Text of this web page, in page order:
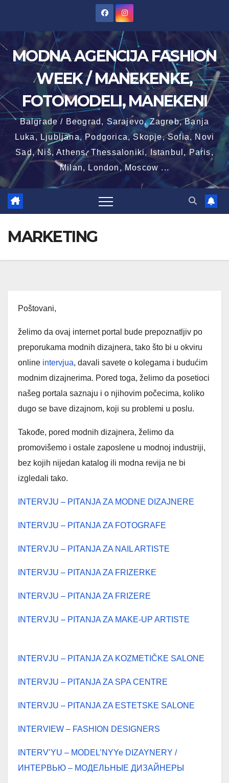
content
MODNA AGENCIJA FASHION
WEEK / MANEKENKE,
FOTOMODELI, MANEKENI
Balgrade / Beograd, Sarajevo, Zagreb, Banja
Luka, Ljubljana, Podgorica, Skopje, Sofia, Novi
Sad, Niš, Athens, Thessaloniki, Istanbul, Paris,
Milan, London, Moscow ...
MARKETING
Poštovani,
želimo da ovaj internet portal bude prepoznatljiv po
preporukama modnih dizajnera, tako što bi u okviru
online intervjua, davali savete o kolegama i budućim
modnim dizajnerima. Pored toga, želimo da posetioci
našeg portala saznaju i o njihovim počecima, koliko
dugo se bave dizajnom, koji su problemi u poslu.
Takođe, pored modnih dizajnera, želimo da
promovišemo i ostale zaposlene u modnoj industriji,
bez kojih nijedan katalog ili modna revija ne bi
izgledali tako.
INTERVJU – PITANJA ZA MODNE DIZAJNERE
INTERVJU – PITANJA ZA FOTOGRAFE
INTERVJU – PITANJA ZA NAIL ARTISTE
INTERVJU – PITANJA ZA FRIZERKE
INTERVJU – PITANJA ZA FRIZERE
INTERVJU – PITANJA ZA MAKE-UP ARTISTE
INTERVJU – PITANJA ZA KOZMETIČKE SALONE
INTERVJU – PITANJA ZA SPA CENTRE
INTERVJU – PITANJA ZA ESTETSKE SALONE
INTERVIEW – FASHION DESIGNERS
INTERV’YU – MODEL’NYYe DIZAYNERY /
ИНТЕРВЬЮ – МОДЕЛЬНЫЕ ДИЗАЙНЕРЫ